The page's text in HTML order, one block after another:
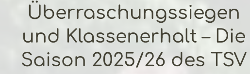
Überraschungssiegen
und Klassenerhalt – Die
Saison 2025/26 des TSV